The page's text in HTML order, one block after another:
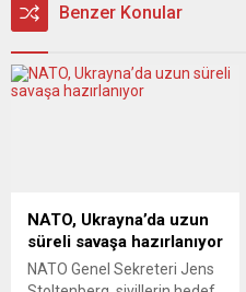
Benzer Konular
NATO, Ukrayna’da uzun
süreli savaşa hazırlanıyor
NATO Genel Sekreteri Jens